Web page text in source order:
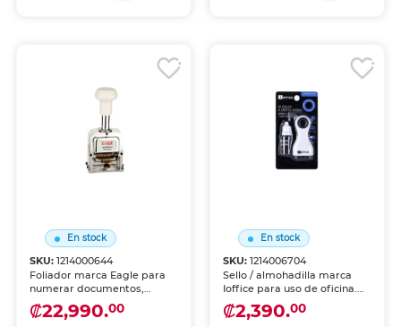
En stock
SKU:1214000644
Foliador marca Eagle para
numerar documentos,
comprobantes y
formularios. Mecanismo de
₡22,990.00
En stock
SKU: 1214006704
Sello / almohadilla marca
Ioffice para uso de oficina.
Marcado limpio y nítido
sobre papel, ideal para
₡2,390.00